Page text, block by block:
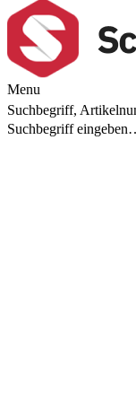
Menu
Suchbegriff,
Suchbegriff